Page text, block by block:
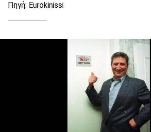
Πηγή: Eurokinissi